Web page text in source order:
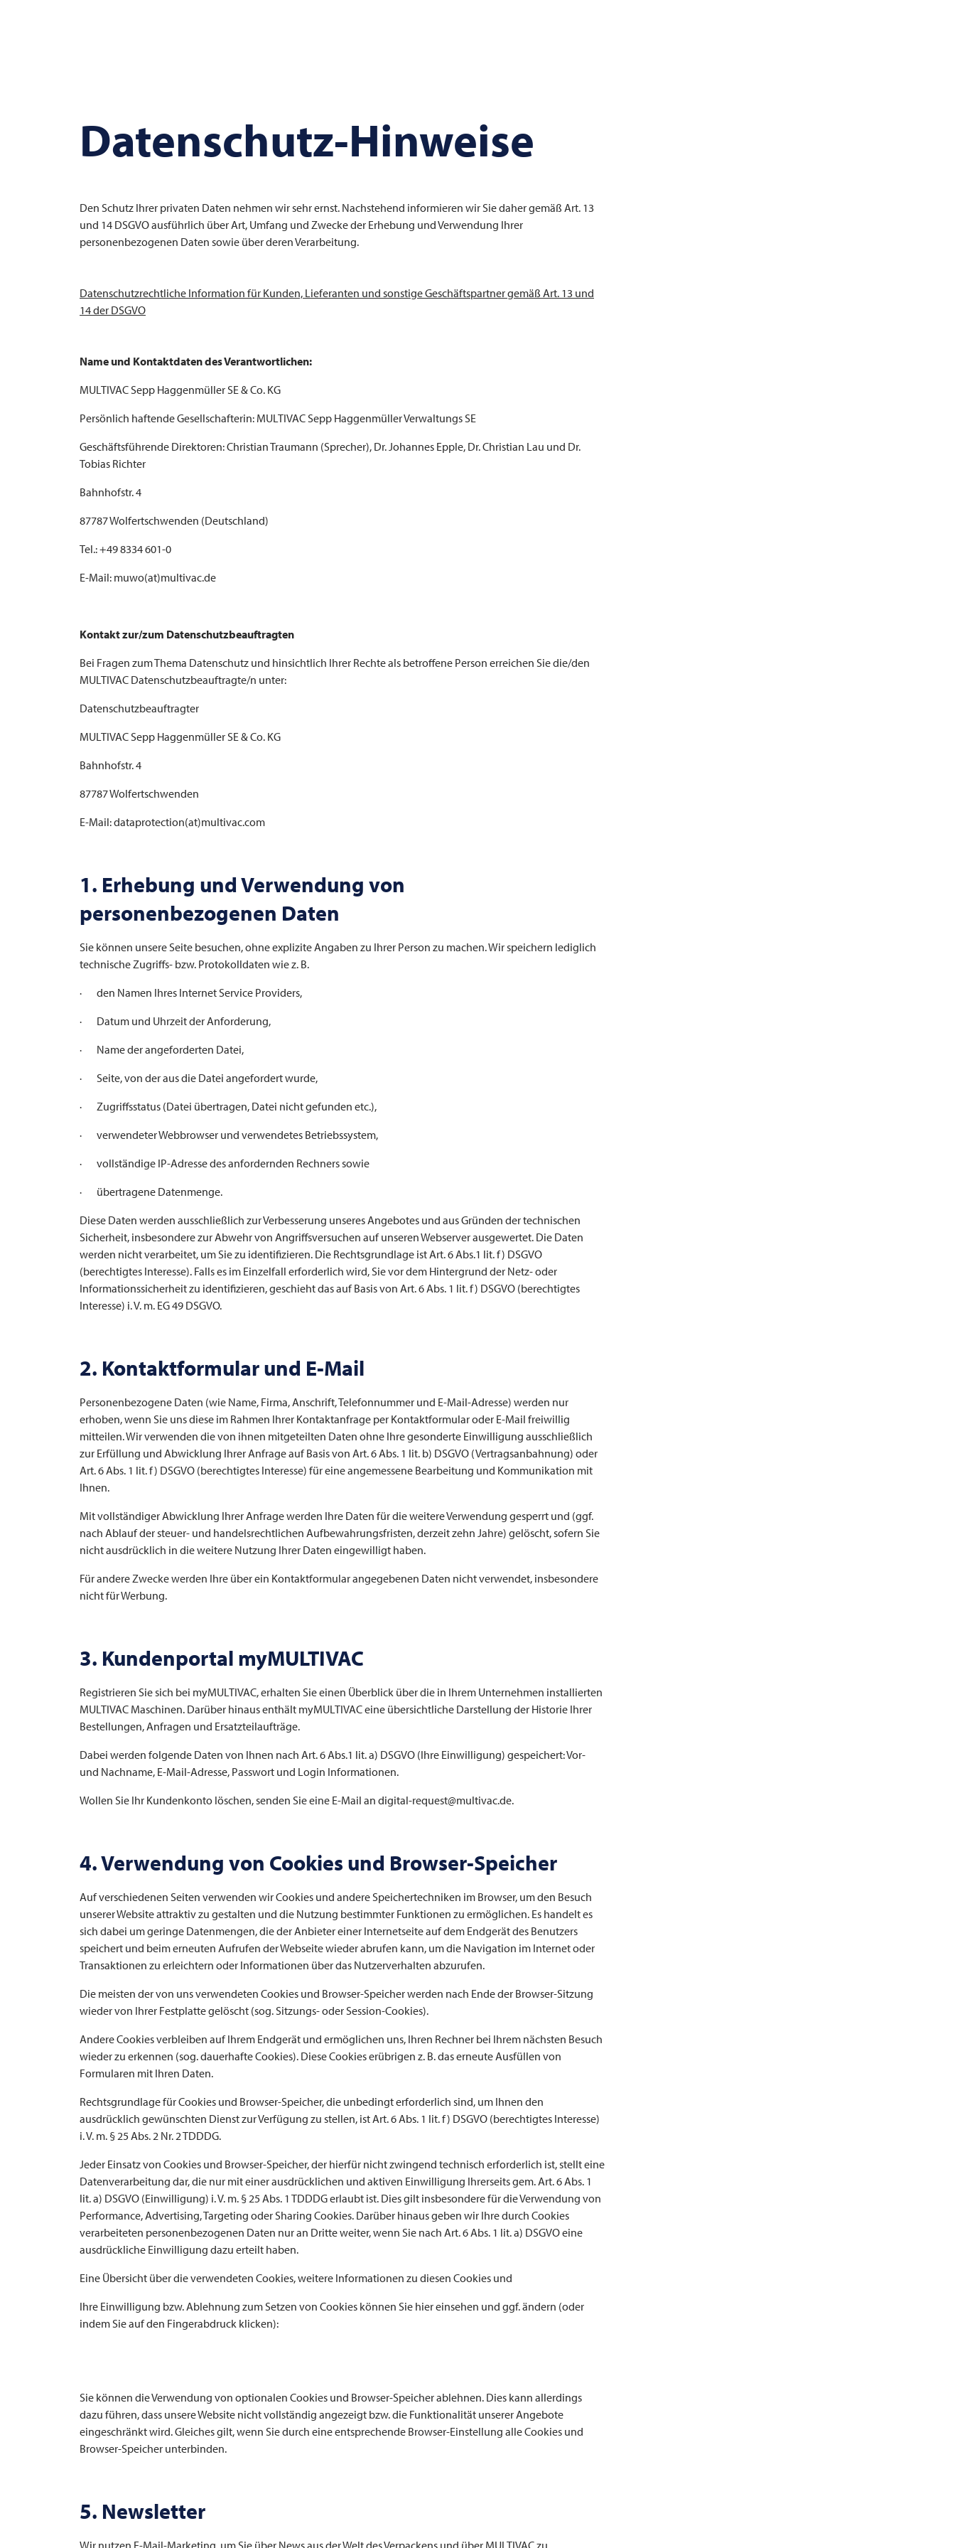
Datenschutz-Hinweise
Den Schutz Ihrer privaten Daten nehmen wir sehr ernst. Nachstehend informieren wir Sie daher gemäß Art. 13
und 14 DSGVO ausführlich über Art, Umfang und Zwecke der Erhebung und Verwendung Ihrer
personenbezogenen Daten sowie über deren Verarbeitung.
Datenschutzrechtliche Information für Kunden, Lieferanten und sonstige Geschäftspartner gemäß Art. 13 und
14 der DSGVO
Name und Kontaktdaten des Verantwortlichen:
MULTIVACSepp Haggenmüller SE & Co. KG
Persönlich haftende Gesellschafterin: MULTIVACSepp Haggenmüller Verwaltungs SE
Geschäftsführende Direktoren: Christian Traumann (Sprecher), Dr. Johannes Epple, Dr. Christian Lau und Dr.
Tobias Richter
Bahnhofstr. 4
87787 Wolfertschwenden (Deutschland)
Tel.: +49 8334 601-0
E-Mail: muwo(at)multivac.de
Kontakt zur/zum Datenschutzbeauftragten
Bei Fragen zum Thema Datenschutz und hinsichtlich Ihrer Rechte als betroffene Person erreichen Sie die/den
MULTIVAC Datenschutzbeauftragte/n unter:
Datenschutzbeauftragter
MULTIVACSepp Haggenmüller SE & Co. KG
Bahnhofstr. 4
87787 Wolfertschwenden
E-Mail: dataprotection(at)multivac.com
1. Erhebung und Verwendung von
personenbezogenen Daten
Sie können unsere Seite besuchen, ohne explizite Angaben zu Ihrer Person zu machen. Wir speichern lediglich
technische Zugriffs- bzw. Protokolldaten wie z. B.
· den Namen Ihres Internet Service Providers,
· Datum und Uhrzeit der Anforderung,
· Name der angeforderten Datei,
· Seite, von der aus die Datei angefordert wurde,
· Zugriffsstatus (Datei übertragen, Datei nicht gefunden etc.),
· verwendeter Webbrowser und verwendetes Betriebssystem,
· vollständige IP-Adresse des anfordernden Rechners sowie
· übertragene Datenmenge.
Diese Daten werden ausschließlich zur Verbesserung unseres Angebotes und aus Gründen der technischen
Sicherheit, insbesondere zur Abwehr von Angriffsversuchen auf unseren Webserver ausgewertet. Die Daten
werden nicht verarbeitet, um Sie zu identifizieren. Die Rechtsgrundlage ist Art. 6 Abs.1 lit. f) DSGVO
(berechtigtes Interesse). Falls es im Einzelfall erforderlich wird, Sie vor dem Hintergrund der Netz- oder
Informationssicherheit zu identifizieren, geschieht das auf Basis von Art. 6 Abs. 1 lit. f) DSGVO (berechtigtes
Interesse) i. V. m. EG 49 DSGVO.
2. Kontaktformular und E-Mail
Personenbezogene Daten (wie Name, Firma, Anschrift, Telefonnummer und E-Mail-Adresse) werden nur
erhoben, wenn Sie uns diese im Rahmen Ihrer Kontaktanfrage per Kontaktformular oder E-Mail freiwillig
mitteilen. Wir verwenden die von ihnen mitgeteilten Daten ohne Ihre gesonderte Einwilligung ausschließlich
zur Erfüllung und Abwicklung Ihrer Anfrage auf Basis von Art. 6 Abs. 1 lit. b) DSGVO (Vertragsanbahnung) oder
Art. 6 Abs. 1 lit. f) DSGVO (berechtigtes Interesse) für eine angemessene Bearbeitung und Kommunikation mit
Ihnen.
Mit vollständiger Abwicklung Ihrer Anfrage werden Ihre Daten für die weitere Verwendung gesperrt und (ggf.
nach Ablauf der steuer- und handelsrechtlichen Aufbewahrungsfristen, derzeit zehn Jahre) gelöscht, sofern Sie
nicht ausdrücklich in die weitere Nutzung Ihrer Daten eingewilligt haben.
Für andere Zwecke werden Ihre über ein Kontaktformular angegebenen Daten nicht verwendet, insbesondere
nicht für Werbung.
3. Kundenportal myMULTIVAC
Registrieren Sie sich bei myMULTIVAC, erhalten Sie einen Überblick über die in Ihrem Unternehmen installierten
MULTIVAC Maschinen. Darüber hinaus enthält myMULTIVAC eine übersichtliche Darstellung der Historie Ihrer
Bestellungen, Anfragen und Ersatzteilaufträge.
Dabei werden folgende Daten von Ihnen nach Art. 6 Abs.1 lit. a) DSGVO (Ihre Einwilligung) gespeichert: Vor-
und Nachname, E-Mail-Adresse, Passwort und Login Informationen.
Wollen Sie Ihr Kundenkonto löschen, senden Sie eine E-Mail an digital-request@multivac.de.
4. Verwendung von Cookies und Browser-Speicher
Auf verschiedenen Seiten verwenden wir Cookies und andere Speichertechniken im Browser, um den Besuch
unserer Website attraktiv zu gestalten und die Nutzung bestimmter Funktionen zu ermöglichen. Es handelt es
sich dabei um geringe Datenmengen, die der Anbieter einer Internetseite auf dem Endgerät des Benutzers
speichert und beim erneuten Aufrufen der Webseite wieder abrufen kann, um die Navigation im Internet oder
Transaktionen zu erleichtern oder Informationen über das Nutzerverhalten abzurufen.
Die meisten der von uns verwendeten Cookies und Browser-Speicher werden nach Ende der Browser-Sitzung
wieder von Ihrer Festplatte gelöscht (sog. Sitzungs- oder Session-Cookies).
Andere Cookies verbleiben auf Ihrem Endgerät und ermöglichen uns, Ihren Rechner bei Ihrem nächsten Besuch
wieder zu erkennen (sog. dauerhafte Cookies). Diese Cookies erübrigen z. B. das erneute Ausfüllen von
Formularen mit Ihren Daten.
Rechtsgrundlage für Cookies und Browser-Speicher, die unbedingt erforderlich sind, um Ihnen den
ausdrücklich gewünschten Dienst zur Verfügung zu stellen, ist Art. 6 Abs. 1 lit. f) DSGVO (berechtigtes Interesse)
i. V. m. § 25 Abs. 2 Nr. 2 TDDDG.
Jeder Einsatz von Cookies und Browser-Speicher, der hierfür nicht zwingend technisch erforderlich ist, stellt eine
Datenverarbeitung dar, die nur mit einer ausdrücklichen und aktiven Einwilligung Ihrerseits gem. Art. 6 Abs. 1
lit. a) DSGVO (Einwilligung) i. V. m. § 25 Abs. 1 TDDDG erlaubt ist. Dies gilt insbesondere für die Verwendung von
Performance, Advertising, Targeting oder Sharing Cookies. Darüber hinaus geben wir Ihre durch Cookies
verarbeiteten personenbezogenen Daten nur an Dritte weiter, wenn Sie nach Art. 6 Abs. 1 lit. a) DSGVO eine
ausdrückliche Einwilligung dazu erteilt haben.
Eine Übersicht über die verwendeten Cookies, weitere Informationen zu diesen Cookies und
Ihre Einwilligung bzw. Ablehnung zum Setzen von Cookies können Sie hier einsehen und ggf. ändern (oder
indem Sie auf den Fingerabdruck klicken):
Sie können die Verwendung von optionalen Cookies und Browser-Speicher ablehnen. Dies kann allerdings
dazu führen, dass unsere Website nicht vollständig angezeigt bzw. die Funktionalität unserer Angebote
eingeschränkt wird. Gleiches gilt, wenn Sie durch eine entsprechende Browser-Einstellung alle Cookies und
Browser-Speicher unterbinden.
5. Newsletter
Wir nutzen E-Mail-Marketing, um Sie über News aus der Welt des Verpackens und über MULTIVACzu